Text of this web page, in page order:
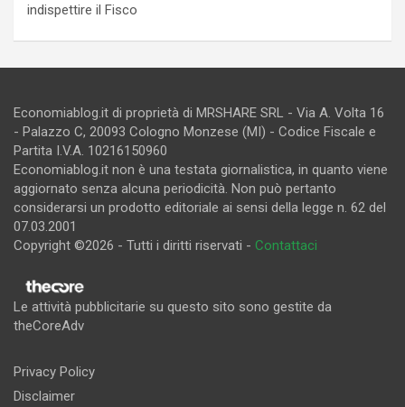
indispettire il Fisco
Economiablog.it di proprietà di MRSHARE SRL - Via A. Volta 16
- Palazzo C, 20093 Cologno Monzese (MI) - Codice Fiscale e
Partita I.V.A. 10216150960
Economiablog.it non è una testata giornalistica, in quanto viene
aggiornato senza alcuna periodicità. Non può pertanto
considerarsi un prodotto editoriale ai sensi della legge n. 62 del
07.03.2001
Copyright ©2026 - Tutti i diritti riservati - Contattaci
Le attività pubblicitarie su questo sito sono gestite da
theCoreAdv
Privacy Policy
Disclaimer